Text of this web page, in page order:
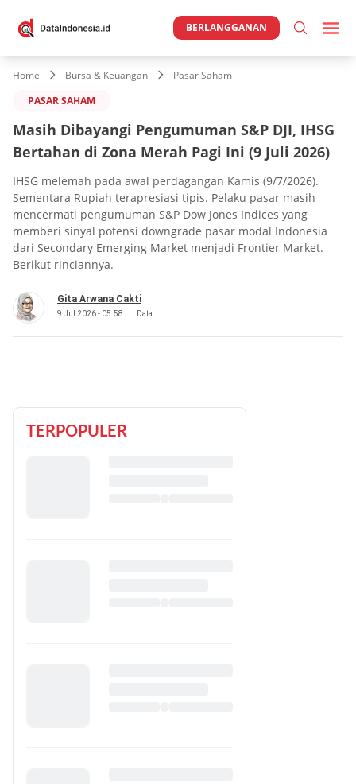
BERLANGGANAN
Home Bursa & Keuangan
Pasar Saham
PASAR SAHAM
Masih Dibayangi Pengumuman S&P DJI, IHSG
Bertahan di Zona Merah Pagi Ini (9 Juli 2026)
IHSG melemah pada awal perdagangan Kamis (9/7/2026).
Sementara Rupiah terapresiasi tipis. Pelaku pasar masih
mencermati pengumuman S&P Dow Jones Indices yang
memberi sinyal potensi downgrade pasar modal Indonesia
dari Secondary Emerging Market menjadi Frontier Market.
Berikut rinciannya.
Gita Arwana Cakti
9 Jul 2026 - 05.58 Data
TERPOPULER